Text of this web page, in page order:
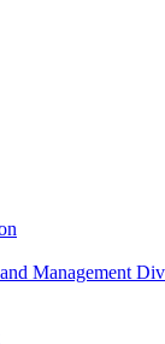
Management